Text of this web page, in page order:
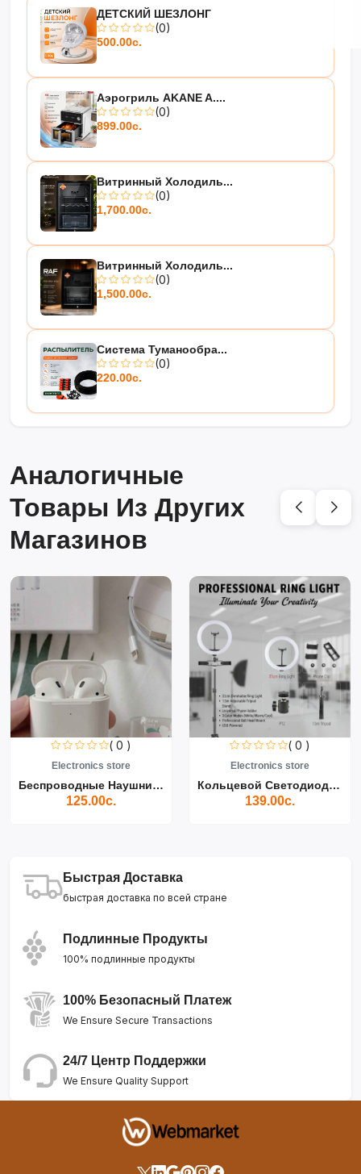
ДЕТСКИЙ ШЕЗЛОНГ
(0)
500.00с.
Аэрогриль AKANE A....
(0)
899.00с.
Витринный Холодиль...
(0)
1,700.00с.
Витринный Холодиль...
(0)
1,500.00с.
Система Туманообра...
(0)
220.00с.
Аналогичные
Товары Из Других
Магазинов
( 0 )
Electronics store
Беспроводные Наушники Air...
125.00с.
( 0 )
Electronics store
Кольцевой Светодиодный Св...
139.00с.
Быстрая Доставка
быстрая доставка по всей стране
Подлинные Продукты
100% подлинные продукты
100% Безопасный Платеж
We Ensure Secure Transactions
24/7 Центр Поддержки
We Ensure Quality Support